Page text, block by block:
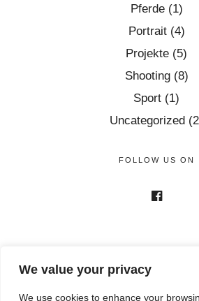
We value your privacy
We use cookies to enhance your
Pferde(1)
Portrait(4)
Projekte (5)
Shooting(8)
Sport (1)
Uncategorized
FOLLOW US ON